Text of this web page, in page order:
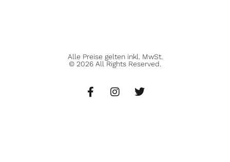
Alle Preise gelten inkl. MwSt.
© 2026 All Rights Reserved.